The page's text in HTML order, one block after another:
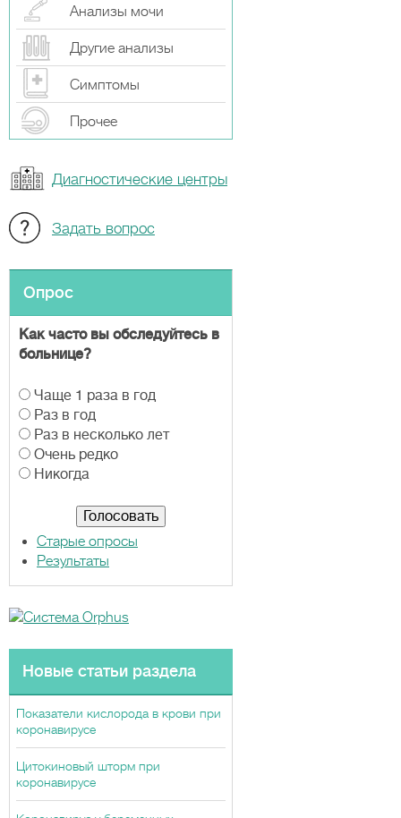
Анализы мочи
Другие анализы
Симптомы
Прочeе
Диагностические центры
Задать вопрос
Опрос
Как часто вы обследуйтесь в
больнице?
В
а
р
и
а
Чаще 1 раза в год
Раз в год
Раз в несколько лет
Очень редко
Никогда
Старые опросы
Результаты
Новые статьи раздела
Показатели кислорода в крови при
коронавирусе
Цитокиновый шторм при
коронавирусе